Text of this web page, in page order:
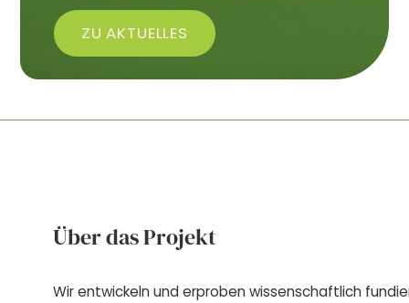
ZU AKTUELLES
Über das Projekt
Wir entwickeln und erproben wissenschaftlich